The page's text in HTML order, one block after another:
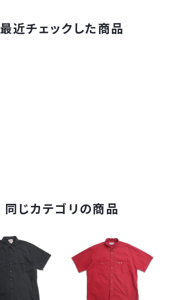
最近チェックした商品
同じカテゴリの商品